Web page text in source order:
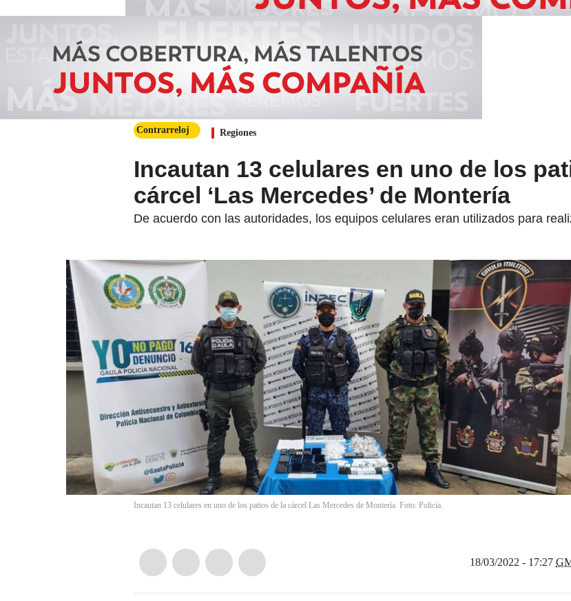
Contrarreloj Regiones
Incautan 13 celulares en uno de los
cárcel ‘Las Mercedes’ de Montería
De acuerdo con las autoridades, los equipos celulares eran utilizados para
Incautan 13 celulares en uno de los patios de la cárcel Las Mercedes de Montería. Foto: Policía.
18/03/2022 - 17:27